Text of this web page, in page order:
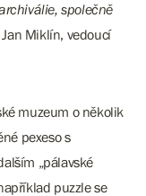
společně
Miklín, vedoucí
muzeum o několik
pexeso s
„pálavské
puzzle se